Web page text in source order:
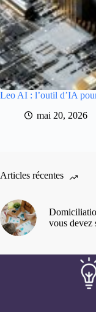
Leo AI : l’outil d’IA
mai 20, 2026
Articles récentes
vous devez